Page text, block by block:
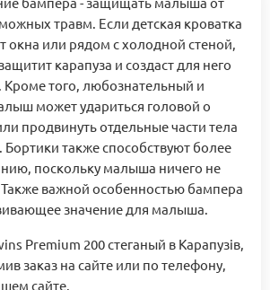
травм. Если детская кроватка
окна или рядом с холодной стеной,
карапуза и создаст для него
того, любознательный и
может удариться головой о
продвинуть отдельные части тела
также способствуют более
поскольку малыша ничего не
Также важной особенностью бампера
значение для малыша.
Premium 200 стеганый в Карапузів,
заказ на сайте или по телефону,
сайте.